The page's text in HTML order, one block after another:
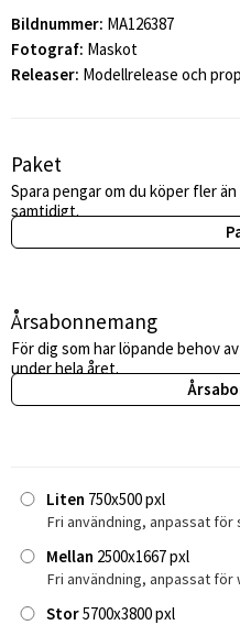
Bildnummer: MA126387
Fotograf: Maskot
Releaser: Modellrelease och
Paket
Spara pengar om du köper fler
samtidigt.
Årsabonnemang
För dig som har löpande behov
under hela året.
Liten 750x500 pxl
Fri användning, anpassat för
Mellan 2500x1667 pxl
Fri användning, anpassat för
Stor5700x3800 pxl